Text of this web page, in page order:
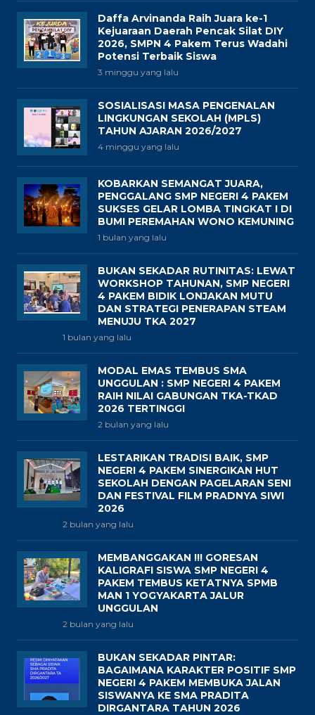
Daffa Arvinanda Raih Juara ke-1
Kejuaraan Daerah Pencak Silat DIY
2026, SMPN 4 Pakem Terus Wadahi
Potensi Terbaik Siswa
3 minggu yang lalu
SOSIALISASI MASA PENGENALAN
LINGKUNGAN SEKOLAH (MPLS)
TAHUN AJARAN 2026/2027
4 minggu yang lalu
KOBARKAN SEMANGAT JUARA,
PENGGALANG SMP NEGERI 4 PAKEM
SUKSES GELAR LOMBA TINGKAT I DI
BUMI PEREMAHAN WONO KEMUNING
1 bulan yang lalu
BUKAN SEKADAR RUTINITAS: LEWAT
WORKSHOP TAHUNAN, SMP NEGERI
4 PAKEM BIDIK LONJAKAN MUTU
DAN STRATEGI PENERAPAN STEAM
MENUJU TKA 2027
1 bulan yang lalu
MODAL EMAS TEMBUS SMA
UNGGULAN : SMP NEGERI 4 PAKEM
RAIH NILAI GABUNGAN TKA-TKAD
2026 TERTINGGI
2 bulan yang lalu
LESTARIKAN TRADISI BAIK, SMP
NEGERI 4 PAKEM SINERGIKAN HUT
SEKOLAH DENGAN PAGELARAN SENI
DAN FESTIVAL FILM PRADNYA SIWI
2026
2 bulan yang lalu
MEMBANGGAKAN !!! GORESAN
KALIGRAFI SISWA SMP NEGERI 4
PAKEM TEMBUS KETATNYA SPMB
MAN 1 YOGYAKARTA JALUR
UNGGULAN
2 bulan yang lalu
BUKAN SEKADAR PINTAR:
BAGAIMANA KARAKTER POSITIF SMP
NEGERI 4 PAKEM MEMBUKA JALAN
SISWANYA KE SMA PRADITA
DIRGANTARA TAHUN 2026